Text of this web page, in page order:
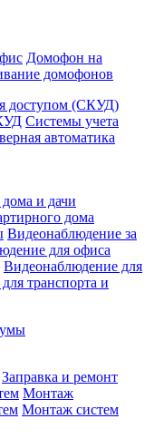
Домофон на
домофонов
доступом (СКУД)
Системы учета
автоматика
и дачи
дома
Видеонаблюдение за
для офиса
Видеонаблюдение для
транспорта и
Заправка и ремонт
Монтаж
Монтаж систем